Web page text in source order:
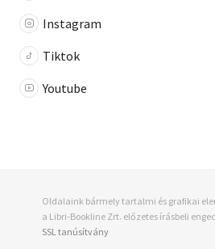
Instagram
Tiktok
Youtube
Oldalaink bármely tartalmi és grafikai
a Libri-Bookline Zrt. előzetes írásbeli
SSL tanúsítvány